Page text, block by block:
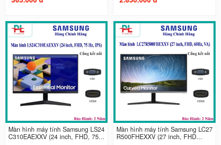
Màn hình máy tính Samsung LS24
C310EAEXXV (24 inch, FHD, 75...
Màn hình máy tính Samsung LC27
R500FHEXXV (27 inch, FHD...